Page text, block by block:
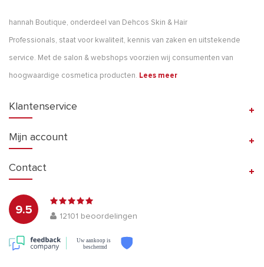
hannah Boutique, onderdeel van Dehcos Skin & Hair
Professionals, staat voor kwaliteit, kennis van zaken en uitstekende
service. Met de salon & webshops voorzien wij consumenten van
hoogwaardige cosmetica producten. Lees meer
Klantenservice
Mijn account
Contact
9.5
12101 beoordelingen
Uw aankoop is
beschermd